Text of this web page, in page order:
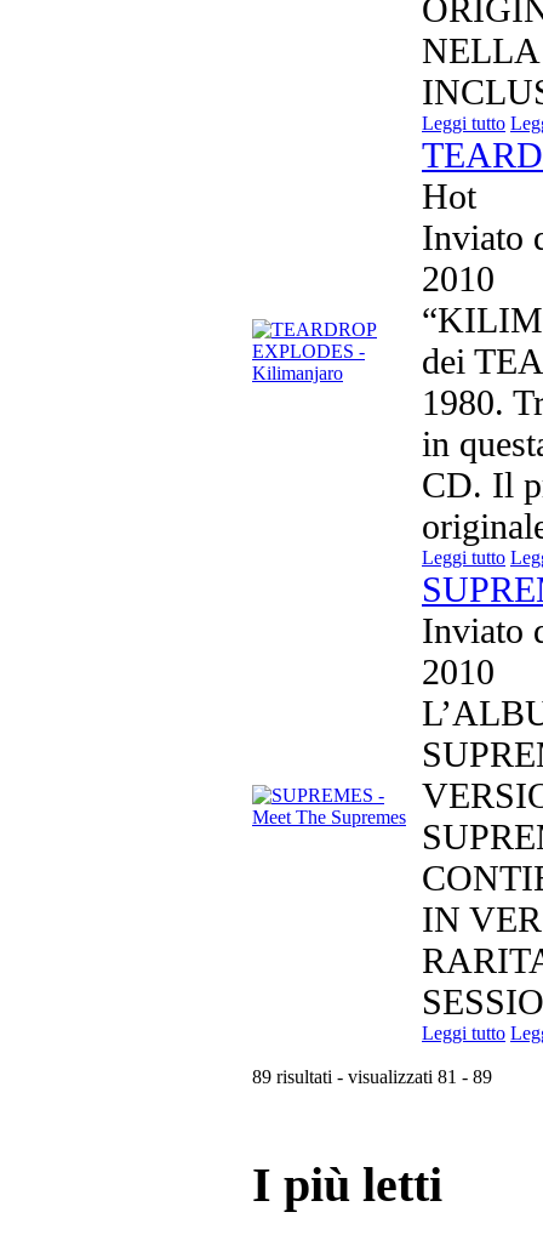
NELLA
Leggi tutto
Hot
Inviato
2010
dei
1980.
in
CD. Il
Leggi tutto
Inviato
2010
IN
Leggi tutto
89 risultati - visualizzati 81 - 89
I più letti